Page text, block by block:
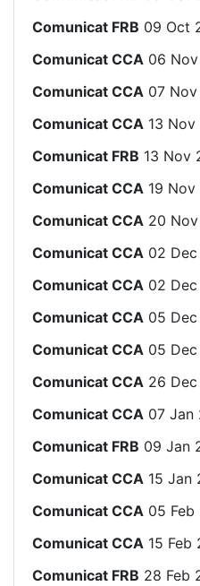
Comunicat FRB 09 Oct
Comunicat CCA 06
Comunicat CCA 07
Comunicat CCA 13 Nov
Comunicat FRB 13 Nov
Comunicat CCA 19 Nov
Comunicat CCA 20
Comunicat CCA 02
Comunicat CCA 02
Comunicat CCA 05
Comunicat CCA 05
Comunicat CCA 26
Comunicat CCA 07 Jan
Comunicat FRB 09 Jan
Comunicat CCA 15 Jan
Comunicat CCA 05 Feb
Comunicat CCA 15 Feb
Comunicat FRB 28 Feb